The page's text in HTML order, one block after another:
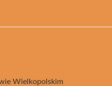
Wielkopolskim